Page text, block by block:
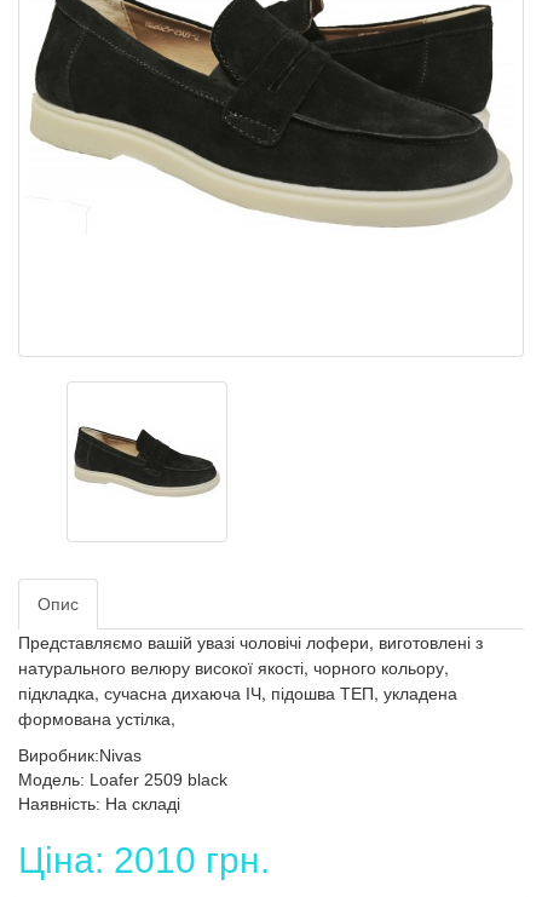
Опис
Представляємо вашій увазі чоловічі лофери, виготовлені з
натурального велюру високої якості, чорного кольору,
підкладка, сучасна дихаюча ІЧ, підошва ТЕП, укладена
формована устілка,
Виробник:Nivas
Модель: Loafer 2509 black
Наявність: На складі
Ціна: 2010 грн.